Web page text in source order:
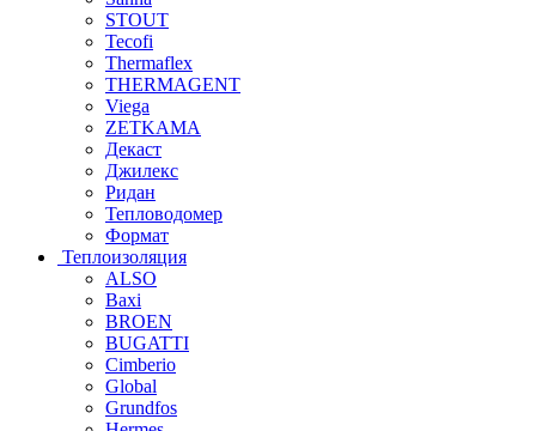
STOUT
Tecofi
Thermaflex
THERMAGENT
Viega
ZETKAMA
Декаст
Джилекс
Ридан
Тепловодомер
Формат
Теплоизоляция
ALSO
Baxi
BROEN
BUGATTI
Cimberio
Global
Grundfos